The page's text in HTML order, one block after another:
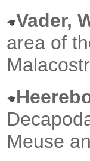
Vader,
area of
Meuse